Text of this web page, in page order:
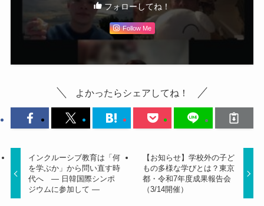
フォローしてね！
Follow Me
よかったらシェアしてね！
インクルーシブ教育は「何
を学ぶか」から問い直す時
代へ ― 日韓国際シンポ
ジウムに参加して ―
【お知らせ】学校外の子ど
もの多様な学びとは？東京
都・令和7年度成果報告会
（3/14開催）